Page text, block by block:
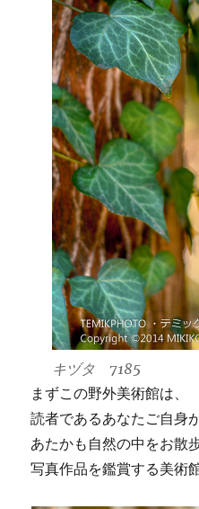
キヅタ 7185
まずこの野外美術館は、
読者であるあなたご自身
あたかも自然の中をお散
写真作品を鑑賞する美術